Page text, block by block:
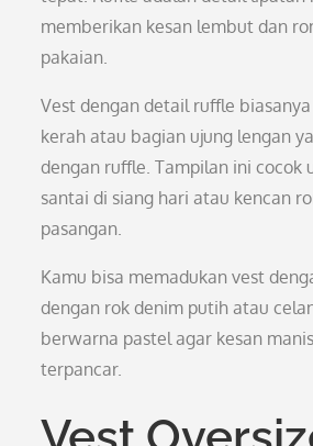
memberikan kesan lembut dan
pakaian.
Vest dengan detail ruffle
kerah atau bagian ujung lengan
dengan ruffle. Tampilan ini cocok
santai di siang hari atau kencan
pasangan.
Kamu bisa memadukan vest
dengan rok denim putih atau
berwarna pastel agar kesan
terpancar.